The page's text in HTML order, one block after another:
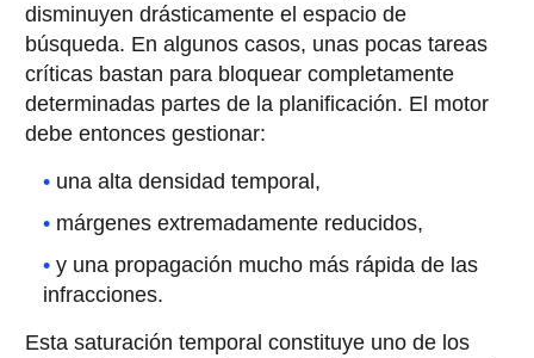
disminuyen drásticamente el espacio de
búsqueda. En algunos casos, unas pocas tareas
críticas bastan para bloquear completamente
determinadas partes de la planificación. El motor
debe entonces gestionar:
una alta densidad temporal,
márgenes extremadamente reducidos,
y una propagación mucho más rápida de las
infracciones.
Esta saturación temporal constituye uno de los